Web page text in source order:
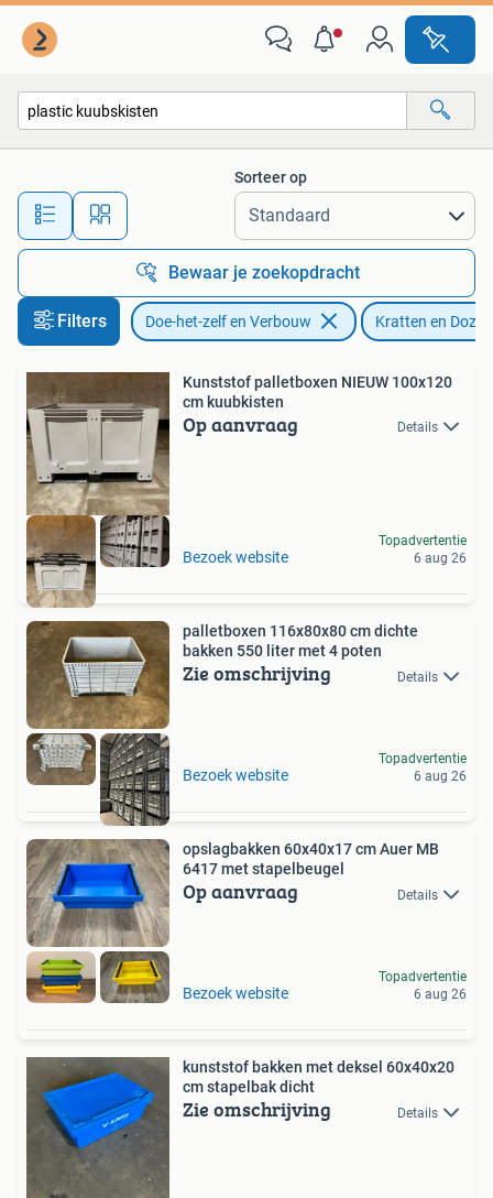
Alle afstanden…
Sorteer op
Bewaar je zoekopdracht
Filters Doe-het-zelf en Verbouw Kratten en Dozen
Kunststof palletboxen NIEUW 100x120
cm kuubkisten
Op aanvraag Details
Bezoek website
Topadvertentie
6 aug 26
palletboxen 116x80x80 cm dichte
bakken 550 liter met 4 poten
Zie omschrijving Details
Bezoek website
Topadvertentie
6 aug 26
opslagbakken 60x40x17 cm Auer MB
6417 met stapelbeugel
Op aanvraag Details
Bezoek website
Topadvertentie
6 aug 26
kunststof bakken met deksel 60x40x20
cm stapelbak dicht
Zie omschrijving Details